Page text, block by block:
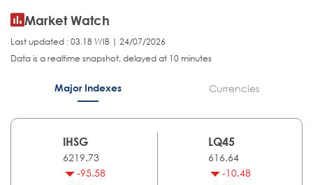
Market Watch
Last updated : 03.18 WIB | 24/07/2026
Data is a realtime snapshot, delayed at 10 minutes
Major Indexes Currencies
IHSG
6219.73
-95.58
LQ45
616.64
-10.48